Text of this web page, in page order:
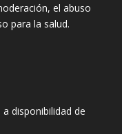
el abuso
para la salud.
disponibilidad de